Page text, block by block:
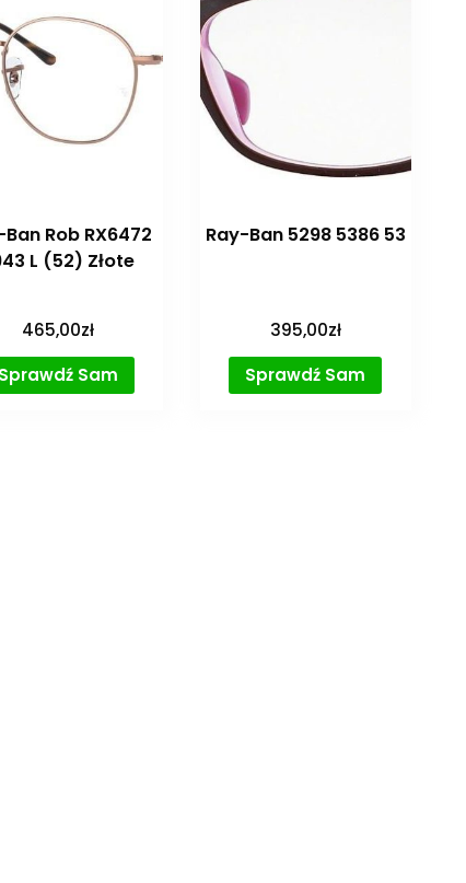
Rob RX6472
L (52) Złote
465,00zł
Sprawdź Sam
Ray-Ban 5298 5386 53
395,00zł
Sprawdź Sam